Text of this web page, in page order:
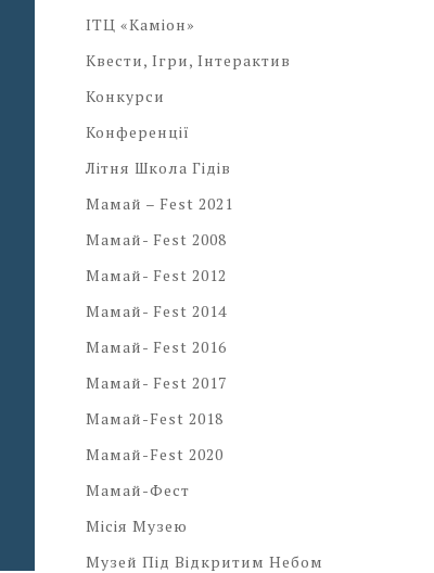
ІТЦ «Каміон»
Квести, Ігри, Інтерактив
Конкурси
Конференції
Літня Школа Гідів
Мамай – Fest 2021
Мамай- Fest 2008
Мамай- Fest 2012
Мамай- Fest 2014
Мамай- Fest 2016
Мамай- Fest 2017
Мамай-Fest 2018
Мамай-Fest 2020
Мамай-Фест
Місія Музею
Музей Під Відкритим Небом